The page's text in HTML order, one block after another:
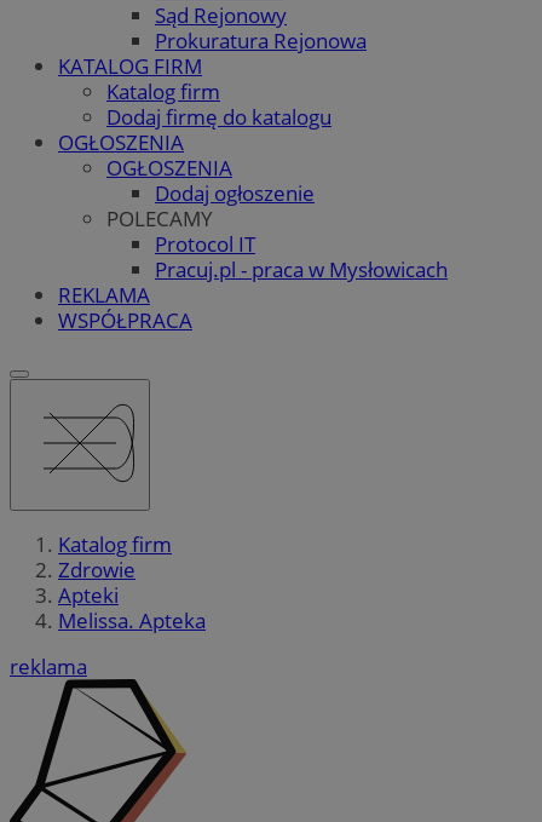
Sąd Rejonowy
Prokuratura Rejonowa
KATALOG FIRM
Katalog firm
Dodaj firmę do katalogu
OGŁOSZENIA
OGŁOSZENIA
Dodaj ogłoszenie
POLECAMY
Protocol IT
Pracuj.pl - praca w Mysłowicach
REKLAMA
WSPÓŁPRACA
Katalog firm
Zdrowie
Apteki
Melissa. Apteka
reklama